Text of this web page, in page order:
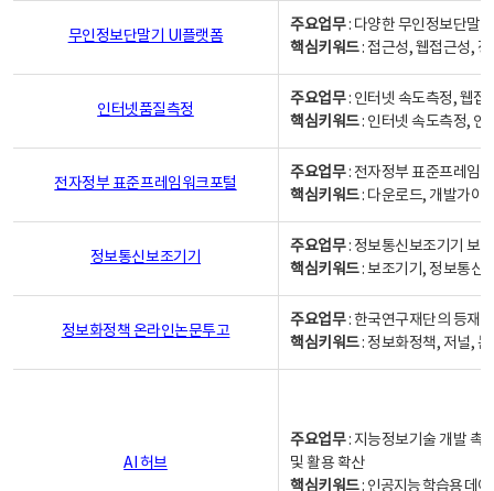
무인정보단말기 UI플랫폼
주요업무: 다양한 무인정보단말
핵심키워드: 접근성, 웹접근성,
인터넷품질측정
주요업무: 인터넷 속도측정, 웹접
핵심키워드: 인터넷 속도측정, 인
전자정부 표준프레임워크포털
주요업무: 전자정부 표준프레임
핵심키워드: 다운로드, 개발가이
정보통신보조기기
주요업무: 정보통신보조기기 보
핵심키워드: 보조기기, 정보통신
정보화정책 온라인논문투고
주요업무: 한국연구재단의 등재
핵심키워드: 정보화정책, 저널,
AI 허브
주요업무: 지능정보기술 개발 촉
및 활용 확산
핵심키워드: 인공지능 학습용 데